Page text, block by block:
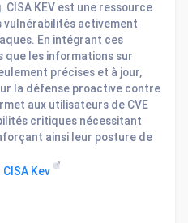
KEV est une ressource
vulnérabilités activement
En intégrant ces
que les informations sur
précises et à jour,
la défense proactive contre
aux utilisateurs de CVE
critiques nécessitant
ainsi leur posture de
Kev